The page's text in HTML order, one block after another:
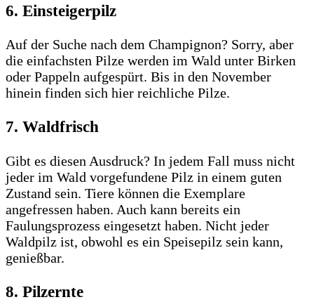
6. Einsteigerpilz
Auf der Suche nach dem Champignon? Sorry, aber
die einfachsten Pilze werden im Wald unter Birken
oder Pappeln aufgespürt. Bis in den November
hinein finden sich hier reichliche Pilze.
7. Waldfrisch
Gibt es diesen Ausdruck? In jedem Fall muss nicht
jeder im Wald vorgefundene Pilz in einem guten
Zustand sein. Tiere können die Exemplare
angefressen haben. Auch kann bereits ein
Faulungsprozess eingesetzt haben. Nicht jeder
Waldpilz ist, obwohl es ein Speisepilz sein kann,
genießbar.
8. Pilzernte